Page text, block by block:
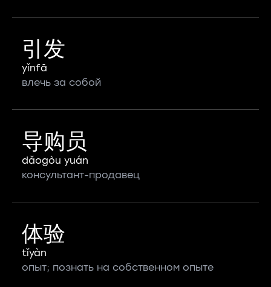
引发
yǐnfā
влечь за собой
导购员
dǎogòu yuán
консультант-продавец
体验
tǐyàn
опыт; познать на собственном опыте